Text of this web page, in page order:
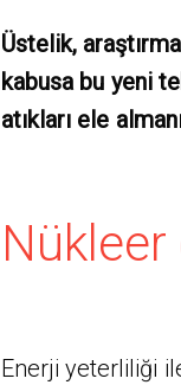
Üstelik,
kabusa bu yeni
atıkları ele
Nükleer
Enerji yeterliliği